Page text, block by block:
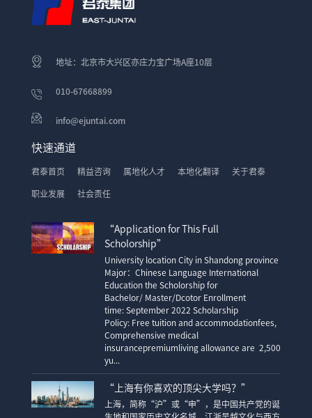
地址：北京市大兴区亦庄力宝广场A座10层
010-67668899
info@ejuntai.com
快速通道
君泰首页 精益咨询 属地化人才 本地化翻译 关于君泰
职业发展 社会责任
“Application for This Full
Scholorship”
University location City in Shandong province
Major：Chinese Language International
Education the Scholorship for
Bachelor/ Master/Dcotor Enrollment
time: September 2022 Scholarship
Policy: Free tuition and accommodationfees,
Comprehensive medical
insurancepremiumliving allowance are 2,500
yu...
“上海有你喜欢的顶尖大学吗？”
上海，简称“沪”或“申”，是中国共产党的诞